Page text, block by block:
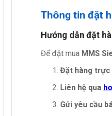
Thông tin đặt
Hướng dẫn đặt
Để đặt mua MMS
Đặt hàng
Liên hệ qua
Gửi yêu cầu